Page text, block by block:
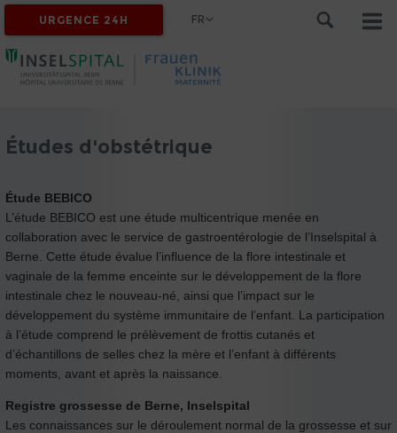
URGENCE 24H FR
Études d'obstétrique
Étude BEBICO
L’étude BEBICO est une étude multicentrique menée en
collaboration avec le service de gastroentérologie de l’Inselspital à
Berne. Cette étude évalue l’influence de la flore intestinale et
vaginale de la femme enceinte sur le développement de la flore
intestinale chez le nouveau-né, ainsi que l’impact sur le
développement du système immunitaire de l’enfant. La participation
à l’étude comprend le prélèvement de frottis cutanés et
d’échantillons de selles chez la mère et l’enfant à différents
moments, avant et après la naissance.
Registre grossesse de Berne, Inselspital
Les connaissances sur le déroulement normal de la grossesse et sur